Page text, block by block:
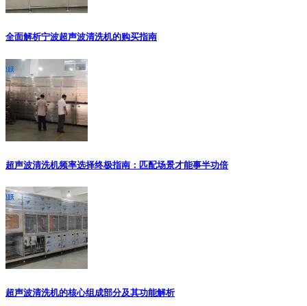
全面解析宁波超声波清洗机的购买指南
超声波清洗机频率选择终极指南：匹配场景才能事半功倍
超声波清洗机的核心组成部分及其功能解析